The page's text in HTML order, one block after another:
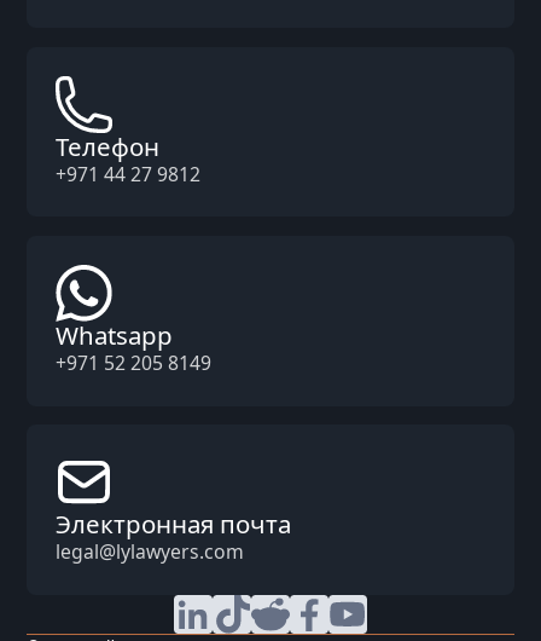
Телефон
+971 44 27 9812
Whatsapp
+971 52 205 8149
Электронная почта
legal@lylawyers.com